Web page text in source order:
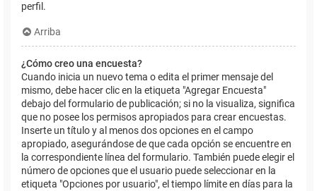
perfil.
Arriba
¿Cómo creo una encuesta?
Cuando inicia un nuevo tema o edita el primer mensaje del
mismo, debe hacer clic en la etiqueta "Agregar Encuesta"
debajo del formulario de publicación; si no la visualiza, significa
que no posee los permisos apropiados para crear encuestas.
Inserte un título y al menos dos opciones en el campo
apropiado, asegurándose de que cada opción se encuentre en
la correspondiente línea del formulario. También puede elegir el
número de opciones que el usuario puede seleccionar en la
etiqueta "Opciones por usuario", el tiempo límite en días para la